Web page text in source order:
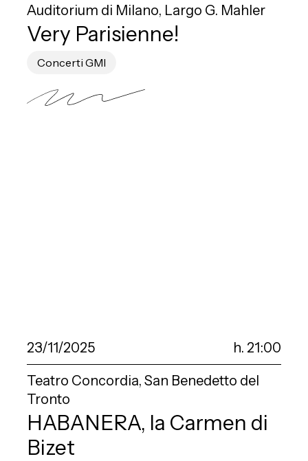
Auditorium di Milano, Largo G. Mahler
Very Parisienne!
Concerti GMI
23/11/2025
h. 21:00
Teatro Concordia, San Benedetto del
Tronto
HABANERA, la Carmen di
Bizet